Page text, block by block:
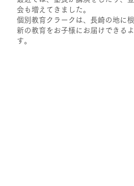
会も増えてきました。
個別教育クラークは、長崎の地に
新の教育をお子様にお届けできる
す。